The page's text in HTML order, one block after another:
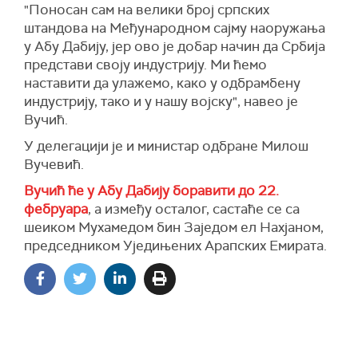
"Поносан сам на велики број српских
штандова на Међународном сајму наоружања
у Абу Дабију, јер ово је добар начин да Србија
представи своју индустрију. Ми ћемо
наставити да улажемо, како у одбрамбену
индустрију, тако и у нашу војску", навео је
Вучић.
У делегацији је и министар одбране Милош
Вучевић.
Вучић ће у Абу Дабију боравити до 22.
фебруара, а између осталог, састаће се са
шеиком Мухамедом бин Заједом ел Нахјаном,
председником Уједињених Арапских Емирата.